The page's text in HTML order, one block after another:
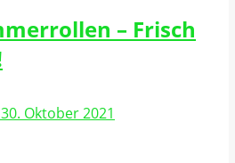
– Frisch
30. Oktober 2021